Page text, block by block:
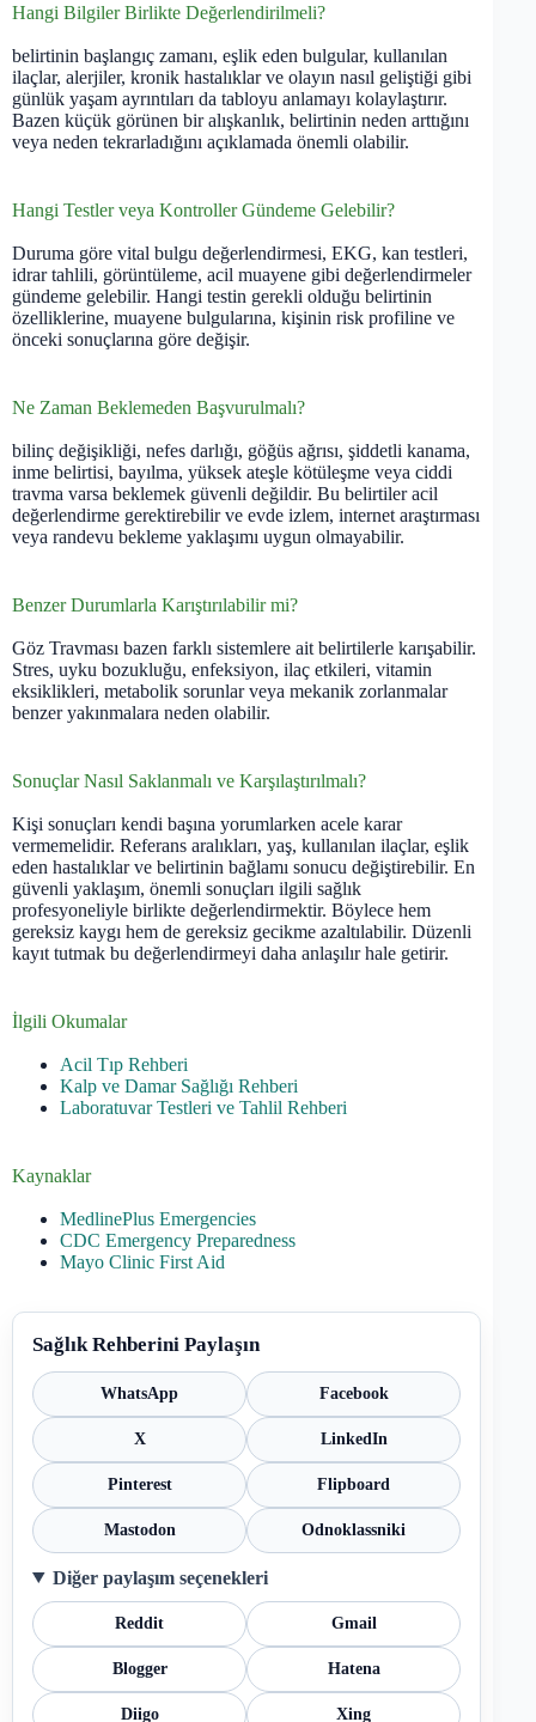
Hangi Bilgiler Birlikte Değerlendirilmeli?
belirtinin başlangıç zamanı, eşlik eden bulgular, kullanılan
ilaçlar, alerjiler, kronik hastalıklar ve olayın nasıl geliştiği gibi
günlük yaşam ayrıntıları da tabloyu anlamayı kolaylaştırır.
Bazen küçük görünen bir alışkanlık, belirtinin neden arttığını
veya neden tekrarladığını açıklamada önemli olabilir.
Hangi Testler veya Kontroller Gündeme Gelebilir?
Duruma göre vital bulgu değerlendirmesi, EKG, kan testleri,
idrar tahlili, görüntüleme, acil muayene gibi değerlendirmeler
gündeme gelebilir. Hangi testin gerekli olduğu belirtinin
özelliklerine, muayene bulgularına, kişinin risk profiline ve
önceki sonuçlarına göre değişir.
Ne Zaman Beklemeden Başvurulmalı?
bilinç değişikliği, nefes darlığı, göğüs ağrısı, şiddetli kanama,
inme belirtisi, bayılma, yüksek ateşle kötüleşme veya ciddi
travma varsa beklemek güvenli değildir. Bu belirtiler acil
değerlendirme gerektirebilir ve evde izlem, internet araştırması
veya randevu bekleme yaklaşımı uygun olmayabilir.
Benzer Durumlarla Karıştırılabilir mi?
Göz Travması bazen farklı sistemlere ait belirtilerle karışabilir.
Stres, uyku bozukluğu, enfeksiyon, ilaç etkileri, vitamin
eksiklikleri, metabolik sorunlar veya mekanik zorlanmalar
benzer yakınmalara neden olabilir.
Sonuçlar Nasıl Saklanmalı ve Karşılaştırılmalı?
Kişi sonuçları kendi başına yorumlarken acele karar
vermemelidir. Referans aralıkları, yaş, kullanılan ilaçlar, eşlik
eden hastalıklar ve belirtinin bağlamı sonucu değiştirebilir. En
güvenli yaklaşım, önemli sonuçları ilgili sağlık
profesyoneliyle birlikte değerlendirmektir. Böylece hem
gereksiz kaygı hem de gereksiz gecikme azaltılabilir. Düzenli
kayıt tutmak bu değerlendirmeyi daha anlaşılır hale getirir.
İlgili Okumalar
Acil Tıp Rehberi
Kalp ve Damar Sağlığı Rehberi
Laboratuvar Testleri ve Tahlil Rehberi
Kaynaklar
MedlinePlus Emergencies
CDC Emergency Preparedness
Mayo Clinic First Aid
Sağlık Rehberini Paylaşın
WhatsApp Facebook
X LinkedIn
Pinterest Flipboard
Mastodon Odnoklassniki
Diğer paylaşım seçenekleri
Reddit Gmail
Blogger Hatena
Diigo Xing